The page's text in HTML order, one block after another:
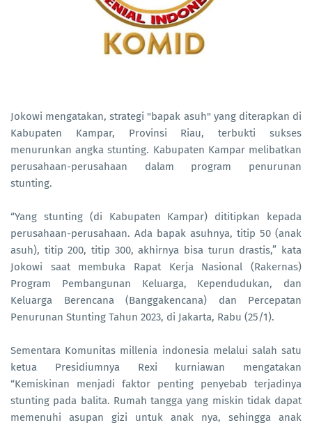
Jokowi mengatakan, strategi "bapak asuh" yang diterapkan di
Kabupaten Kampar, Provinsi Riau, terbukti sukses
menurunkan angka stunting. Kabupaten Kampar melibatkan
perusahaan-perusahaan dalam program penurunan
stunting.
“Yang stunting (di Kabupaten Kampar) dititipkan kepada
perusahaan-perusahaan. Ada bapak asuhnya, titip 50 (anak
asuh), titip 200, titip 300, akhirnya bisa turun drastis,” kata
Jokowi saat membuka Rapat Kerja Nasional (Rakernas)
Program Pembangunan Keluarga, Kependudukan, dan
Keluarga Berencana (Banggakencana) dan Percepatan
Penurunan Stunting Tahun 2023, di Jakarta, Rabu (25/1).
Sementara Komunitas millenia indonesia melalui salah satu
ketua Presidiumnya Rexi kurniawan mengatakan
“Kemiskinan menjadi faktor penting penyebab terjadinya
stunting pada balita. Rumah tangga yang miskin tidak dapat
memenuhi asupan gizi untuk anak nya, sehingga anak